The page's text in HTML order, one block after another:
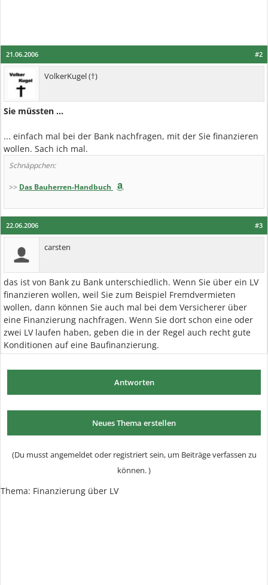
#2
21.06.2006
VolkerKugel (†)
Sie müssten ...
... einfach mal bei der Bank nachfragen, mit der Sie finanzieren
wollen. Sach ich mal.
Schnäppchen:
>> Das Bauherren-Handbuch
#3
22.06.2006
carsten
das ist von Bank zu Bank unterschiedlich. Wenn Sie über ein LV
finanzieren wollen, weil Sie zum Beispiel Fremdvermieten
wollen, dann können Sie auch mal bei dem Versicherer über
eine Finanzierung nachfragen. Wenn Sie dort schon eine oder
zwei LV laufen haben, geben die in der Regel auch recht gute
Konditionen auf eine Baufinanzierung.
Antworten
Neues Thema erstellen
(Du musst angemeldet oder registriert sein, um Beiträge verfassen zu
können. )
Thema: Finanzierung über LV